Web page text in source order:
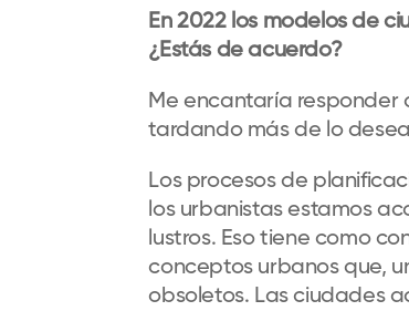
En 2022 los modelos de
¿Estás de acuerdo?
Me encantaría responder
tardando más de lo
Los procesos de
los urbanistas estamos
lustros. Eso tiene como
conceptos urbanos que,
obsoletos. Las ciudades